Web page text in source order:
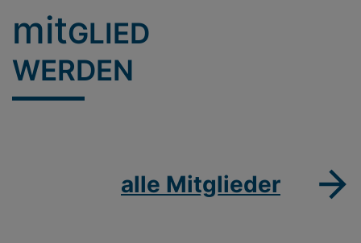
mitGLIED
WERDEN
alle Mitglieder